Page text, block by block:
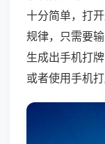
十分简单，打
规律，只需要
生成出手机打
或者使用手机